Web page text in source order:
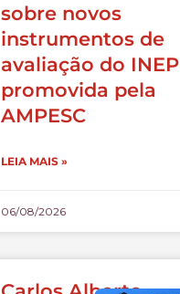
sobre novos
instrumentos de
avaliação do INEP
promovida pela
AMPESC
LEIA MAIS »
06/08/2026